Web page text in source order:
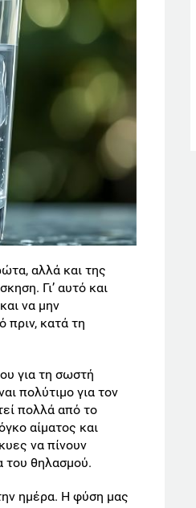
αλλά και της
Γι’ αυτό και
να μην
πριν, κατά τη
για τη σωστή
πολύτιμο για τον
πολλά από το
αίματος και
να πίνουν
του θηλασμού.
ημέρα. Η φύση μας